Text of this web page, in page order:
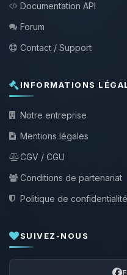
Documentation API
Forum
Contact / Support
INFORMATIONS
Notre entreprise
Mentions légales
CGV / CGU
Conditions de partenariat
Politique de confidentialité
SUIVEZ-NOUS